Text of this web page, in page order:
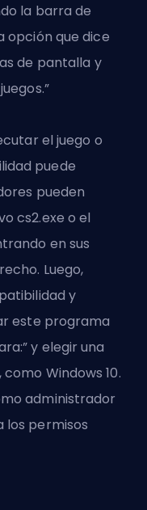
la barra de
opción que dice
de pantalla y
el juego o
puede
pueden
cs2.exe o el
en sus
Luego,
y
este programa
y elegir una
Windows 10.
administrador
los permisos